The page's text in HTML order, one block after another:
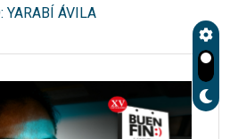
YARABÍ ÁVILA